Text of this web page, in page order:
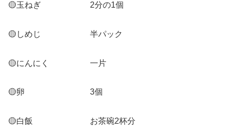
🟡玉ねぎ 2分の1個
🟡しめじ 半パック
🟡にんにく 一片
🟡卵 3個
🟡白飯 お茶碗2杯分